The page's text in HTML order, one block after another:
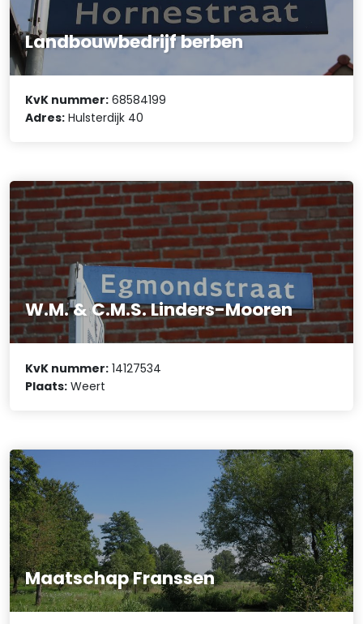
Landbouwbedrijf berben
KvK nummer: 68584199
Adres: Hulsterdijk 40
W.M. & C.M.S. Linders-Mooren
KvK nummer: 14127534
Plaats: Weert
Maatschap Franssen